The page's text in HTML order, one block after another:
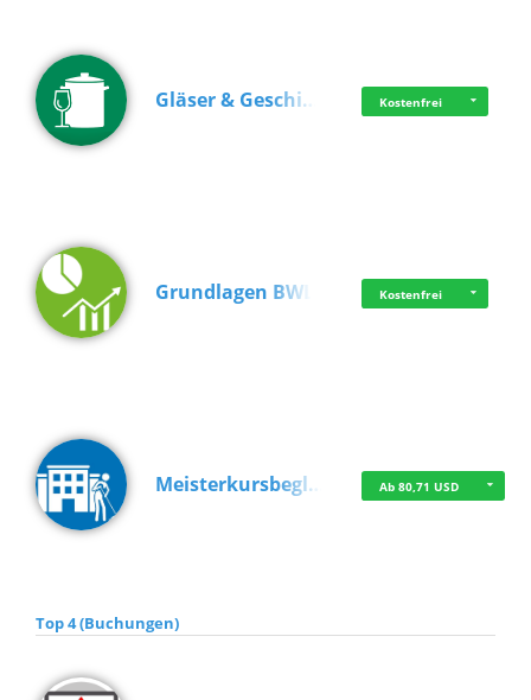
Gläser & Geschi… Kostenfrei
Grundlagen BWL Kostenfrei
Meisterkursbegl… Ab 80,71 USD
Top 4 (Buchungen)